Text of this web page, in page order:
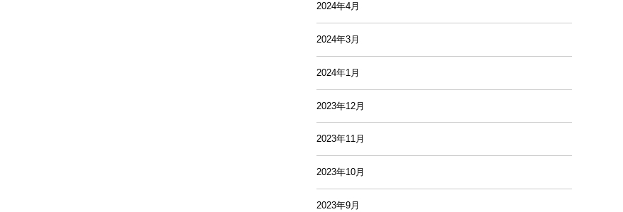
2024年4月
2024年3月
2024年1月
2023年12月
2023年11月
2023年10月
2023年9月